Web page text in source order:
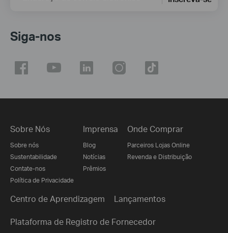
Siga-nos
Sobre Nós
Sobre nós
Sustentabilidade
Contate-nos
Política de Privacidade
Imprensa
Blog
Notícias
Prêmios
Onde Comprar
Parceiros Lojas Online
Revenda e Distribuição
Centro de Aprendizagem Lançamentos
Plataforma de Registro de Fornecedor